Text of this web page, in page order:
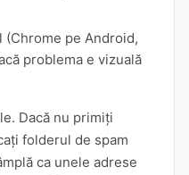
pe Android,
problema e vizuală
Dacă nu primiți
folderul de spam
ca unele adrese